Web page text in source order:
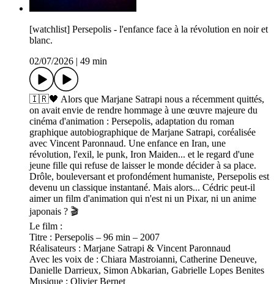
[watchlist] Persepolis - l'enfance face à la révolution en noir et
blanc.
02/07/2026
49 min
🇮🇷🖤 Alors que Marjane Satrapi nous a récemment quittés,
on avait envie de rendre hommage à une œuvre majeure du
cinéma d'animation : Persepolis, adaptation du roman
graphique autobiographique de Marjane Satrapi, coréalisée
avec Vincent Paronnaud. Une enfance en Iran, une
révolution, l'exil, le punk, Iron Maiden... et le regard d'une
jeune fille qui refuse de laisser le monde décider à sa place.
Drôle, bouleversant et profondément humaniste, Persepolis est
devenu un classique instantané. Mais alors... Cédric peut-il
aimer un film d'animation qui n'est ni un Pixar, ni un anime
japonais ? 🎬
Le film :
Titre : Persepolis – 96 min – 2007
Réalisateurs : Marjane Satrapi & Vincent Paronnaud
Avec les voix de : Chiara Mastroianni, Catherine Deneuve,
Danielle Darrieux, Simon Abkarian, Gabrielle Lopes Benites
Musique : Olivier Bernet